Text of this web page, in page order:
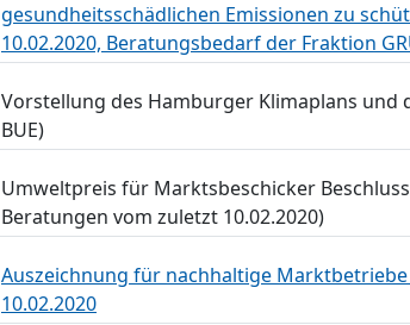
gesundheitsschädlichen Emissionen zu
10.02.2020, Beratungsbedarf der Fraktion
Vorstellung des Hamburger Klimaplans und
BUE)
Umweltpreis für Marktsbeschicker
Beratungen vom zuletzt 10.02.2020)
Auszeichnung für nachhaltige
10.02.2020